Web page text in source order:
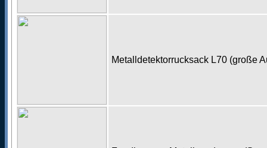
Metalldetektorrucksack L70 (große